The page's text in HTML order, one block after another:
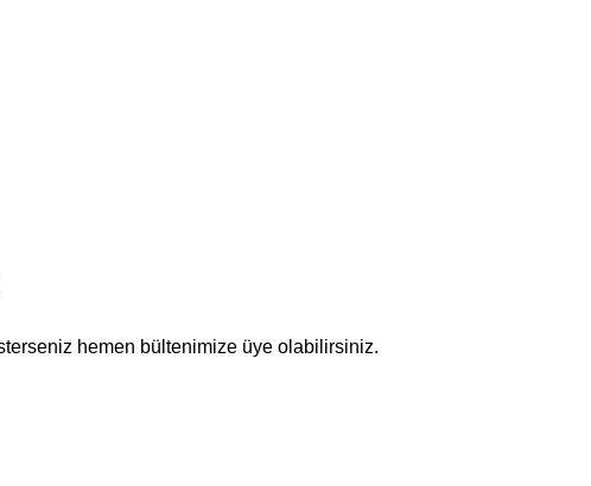
hemen bültenimize üye olabilirsiniz.